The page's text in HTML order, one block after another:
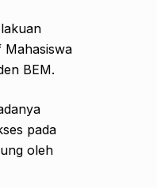
Mahasiswa
BEM.
pada
oleh